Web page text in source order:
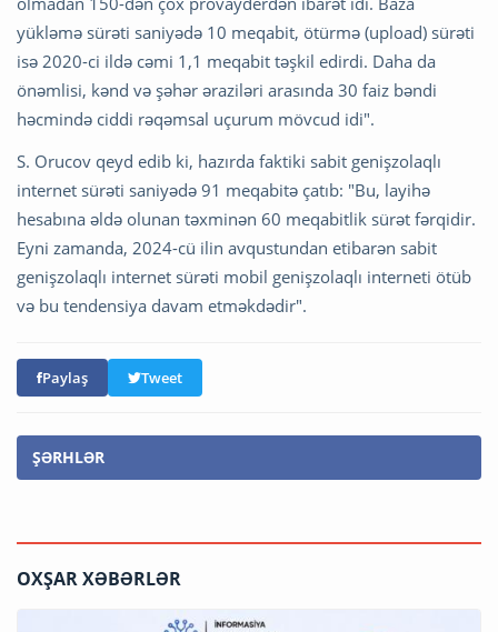
yükləmə sürəti saniyədə 10 meqabit, ötürmə (upload) sürəti
isə 2020-ci ildə cəmi 1,1 meqabit təşkil edirdi. Daha da
önəmlisi, kənd və şəhər əraziləri arasında 30 faiz bəndi
həcmində ciddi rəqəmsal uçurum mövcud idi".
S. Orucov qeyd edib ki, hazırda faktiki sabit genişzolaqlı
internet sürəti saniyədə 91 meqabitə çatıb: "Bu, layihə
hesabına əldə olunan təxminən 60 meqabitlik sürət fərqidir.
Eyni zamanda, 2024-cü ilin avqustundan etibarən sabit
genişzolaqlı internet sürəti mobil genişzolaqlı interneti ötüb
və bu tendensiya davam etməkdədir".
Paylaş Tweet
ŞƏRHLƏR
OXŞAR XƏBƏRLƏR